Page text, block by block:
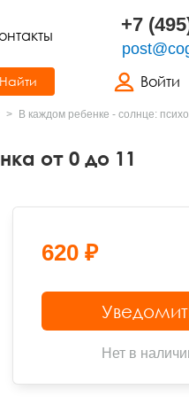
+7
Войти
Найти
В каждом ребенке - солнце:
от 0 до 11
620 ₽
Нет в